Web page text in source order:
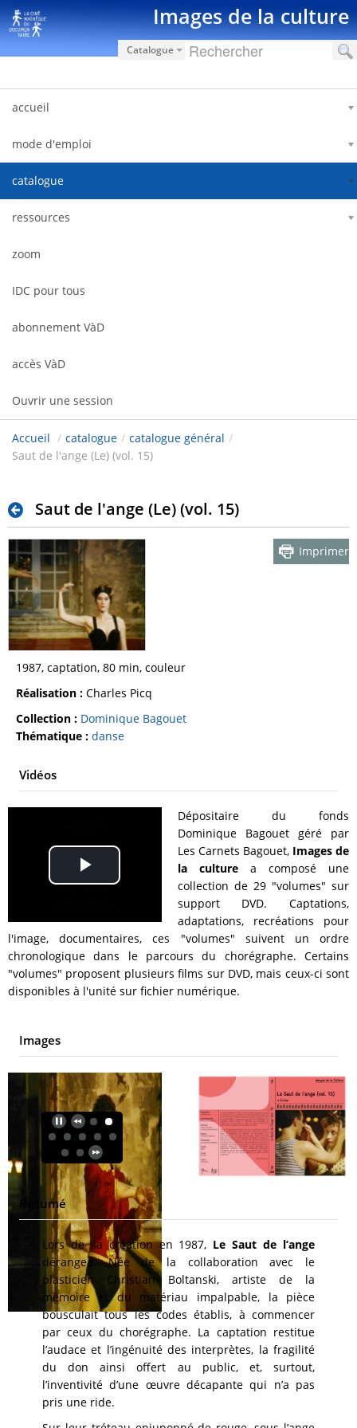
Saut au contenu Images de la culture
Catalogue
accueil
mode d'emploi
catalogue
ressources
zoom
IDC pour tous
abonnement VàD
accès VàD
Ouvrir une session
Accueil / catalogue / catalogue général /
Saut de l'ange (Le) (vol. 15)
Saut de l'ange (Le) (vol. 15)
Imprimer
1987, captation, 80 min, couleur
Réalisation : Charles Picq
Collection : Dominique Bagouet
Thématique : danse
Vidéos
Play
Video
Dépositaire du fonds
Dominique Bagouet géré par
Les Carnets Bagouet, Images de
la culturea composé une
collection de 29 "volumes" sur
support DVD. Captations,
adaptations, recréations pour
l'image, documentaires, ces "volumes" suivent un ordre
chronologique dans le parcours du chorégraphe. Certains
"volumes" proposent plusieurs films sur DVD, mais ceux-ci sont
disponibles à l'unité sur fichier numérique.
Images
Résumé
Lors de sa création en 1987, Le Saut de l’ange
dérangea. Née de la collaboration avec le
plasticien Christian Boltanski, artiste de la
mémoire et du matériau impalpable, la pièce
bousculait tous les codes établis, à commencer
par ceux du chorégraphe. La captation restitue
l’audace et l’ingénuité des interprètes, la fragilité
du don ainsi offert au public, et, surtout,
l’inventivité d’une œuvre décapante qui n’a pas
pris une ride.